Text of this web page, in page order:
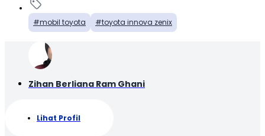
mobil toyota toyota innova zenix
Zihan Berliana Ram Ghani
Lihat Profil